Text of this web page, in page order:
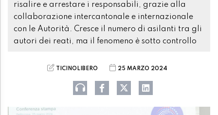
risalire e arrestare i responsabili, grazie alla
collaborazione intercantonale e internazionale
con le Autorità. Cresce il numero di asilanti tra gli
autori dei reati, ma il fenomeno è sotto controllo
TICINOLIBERO 25 MARZO 2024